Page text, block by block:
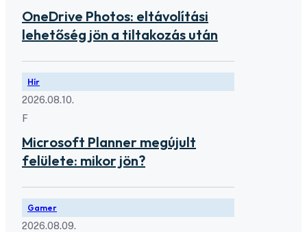
OneDrive Photos: eltávolítási
lehetőség jön a tiltakozás után
Hír
2026.08.10.
F
Microsoft Planner megújult
felülete: mikor jön?
Gamer
2026.08.09.